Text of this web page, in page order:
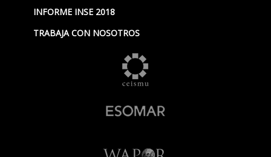
INFORME INSE 2018
TRABAJA CON NOSOTROS